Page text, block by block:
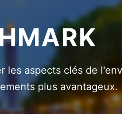
aspects clés de
plus avantageux.